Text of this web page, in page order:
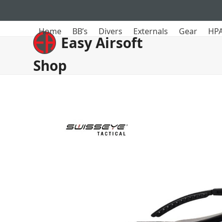
Easy Airsoft
Home BB’s Divers Externals Gear
Shop